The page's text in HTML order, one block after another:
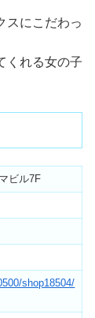
スにこだわっ
くれる女の子
ビル7F
shop18504/